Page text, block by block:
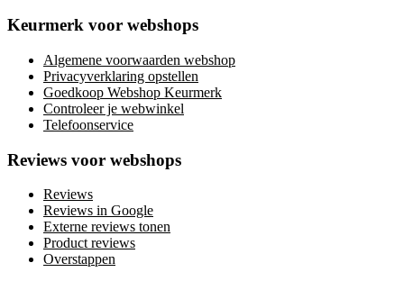
Keurmerk voor webshops
Algemene voorwaarden webshop
Privacyverklaring opstellen
Goedkoop Webshop Keurmerk
Controleer je webwinkel
Telefoonservice
Reviews voor webshops
Reviews
Reviews in Google
Externe reviews tonen
Product reviews
Overstappen